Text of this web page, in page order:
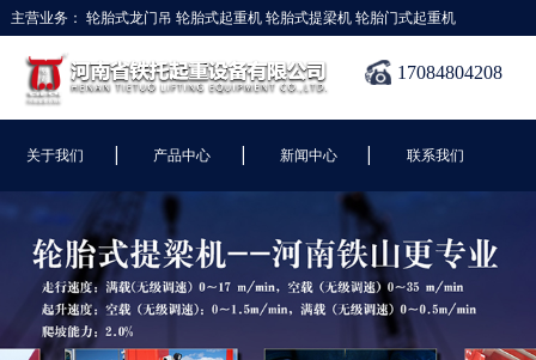
主营业务： 轮胎式龙门吊 轮胎式起重机轮胎式提梁机轮胎门式起重机
17084804208
关于我们 | 产品中心 | 新闻中心 | 联系我们